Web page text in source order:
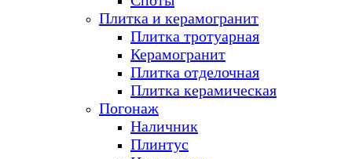
Плитка и керамогранит
Плитка тротуарная
Керамогранит
Плитка отделочная
Плитка керамическая
Погонаж
Наличник
Плинтус